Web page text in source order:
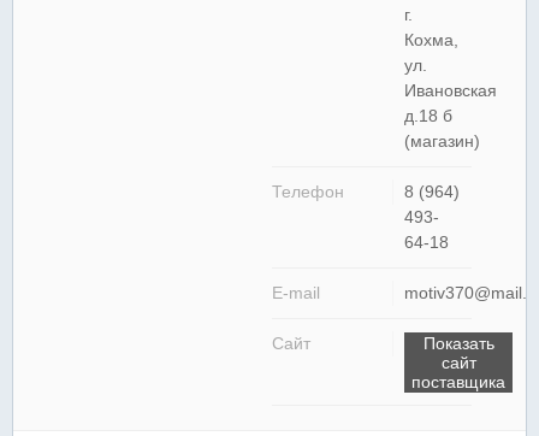
г.
Кохма,
ул.
Ивановская
д.18 б
(магазин)
Телефон
8 (964)
493-
64-18
E-mail
Сайт
Показать
сайт
поставщика